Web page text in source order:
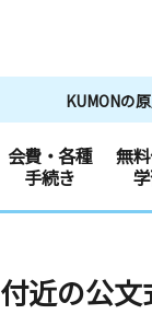
KUMONの
会費・各種
手続き
無
付近の公文